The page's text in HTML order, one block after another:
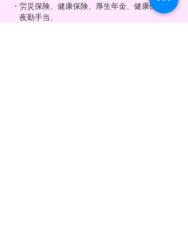
・労災保険、健康保険、厚生年金、健康保険、
夜勤手当、